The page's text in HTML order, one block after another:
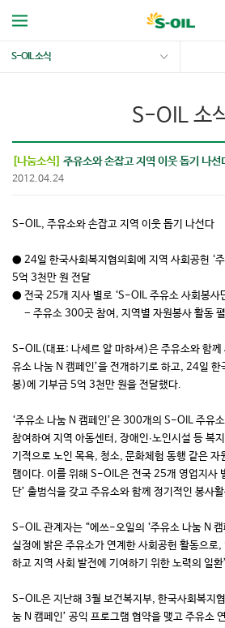
S-OIL 소식
S-OIL 소
[나눔소식] 주유소와 손잡고 지역 이웃 돕기 나선
2012.04.24
S-OIL, 주유소와 손잡고 지역 이웃 돕기 나선다
● 24일 한국사회복지협의회에 지역 사회공헌 ‘
5억 3천만 원 전달
● 전국 25개 지사 별로 ‘S-OIL 주유소 사회봉사
− 주유소 300곳 참여, 지역별 자원봉사 활동
S-OIL(대표: 나세르 알 마하셔)은 주유소와 함께
유소 나눔 N 캠페인’을 전개하기로 하고, 24일
봉)에 기부금 5억 3천만 원을 전달했다.
‘주유소 나눔 N 캠페인’은 300개의 S-OIL 주유
참여하여 지역 아동센터, 장애인∙노인시설 등 복
기적으로 노인 목욕, 청소, 문화체험 동행 같은 자
램이다. 이를 위해 S-OIL은 전국 25개 영업지사
단’ 출범식을 갖고 주유소와 함께 정기적인 봉사
S-OIL 관계자는 “에쓰-오일의 ‘주유소 나눔 N 캠
실정에 밝은 주유소가 연계한 사회공헌 활동으로
하고 지역 사회 발전에 기여하기 위한 노력의 일
S-OIL은 지난해 3월 보건복지부, 한국사회복지
눔 N 캠페인’ 공익 프로그램 협약을 맺고 주유소